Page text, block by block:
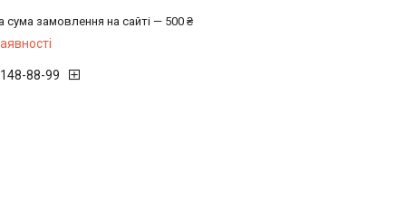
сума замовлення на сайті — 500 ₴
88-99